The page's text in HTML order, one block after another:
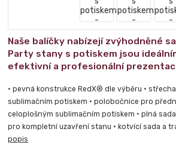
Naše balíčky nabízejí zvýhodněné
Party stany s potiskem jsou
efektivní a profesionální
• pevná konstrukce RedX® dle výběru •
sublimačním potiskem • polobočnice pro
celoplošným sublimačním potiskem • plná
pro kompletní uzavření stanu • kotvící sada a
popis